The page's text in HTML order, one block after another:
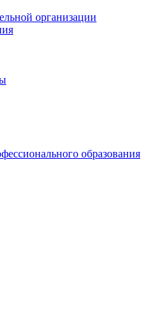
организации
образования